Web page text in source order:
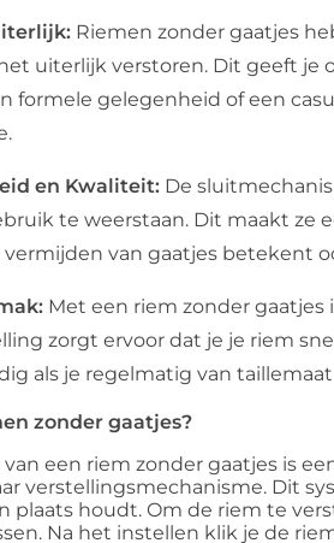
Riemen zonder gaatjes
uiterlijk verstoren. Dit geeft je
formele gelegenheid of een
en Kwaliteit: De
te weerstaan. Dit maakt ze
van gaatjes betekent
Met een riem zonder
zorgt ervoor dat je je riem
als je regelmatig van
zonder gaatjes?
een riem zonder gaatjes is
verstellingsmechanisme. Dit
plaats houdt. Om de riem te
Na het instellen klik je de